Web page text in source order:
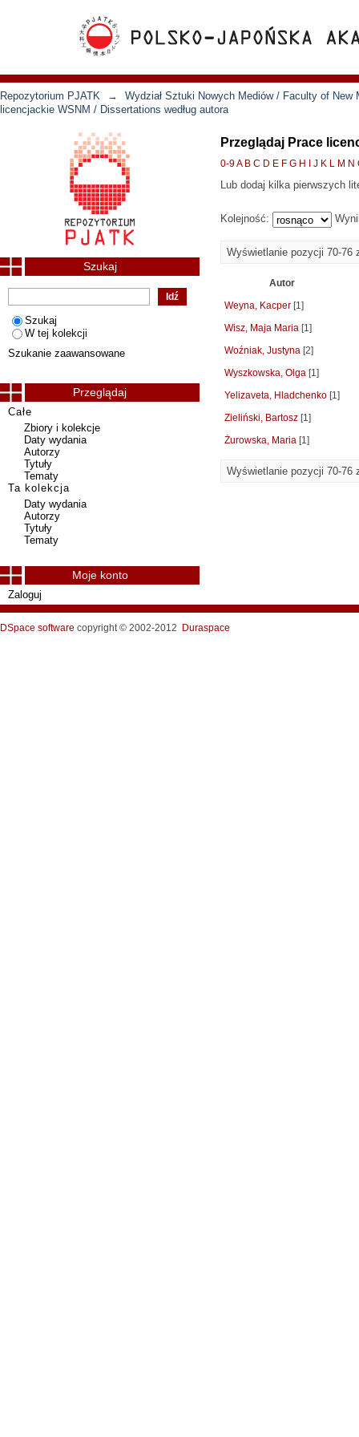
Repozytorium PJATK →
Wydział Sztuki Nowych Mediów / Faculty of New
licencjackie WSNM / Dissertations według autora
Przeglądaj Prace
0-9A B C D E F G H J K L M N
Lub dodaj kilka pierwszych
Kolejność:
Wyświetlanie pozycji 70-76
Autor
Weyna, Kacper [1]
Wisz, Maja Maria [1]
Woźniak, Justyna [2]
Wyszkowska, Olga [1]
Yelizaveta, Hladchenko [1]
Zieliński, Bartosz [1]
Żurowska, Maria [1]
Wyświetlanie pozycji 70-76
Szukaj
Szukaj
W tej kolekcji
Szukanie zaawansowane
Przeglądaj
Całe
Zbiory i kolekcje
Daty wydania
Autorzy
Tytuły
Tematy
Ta kolekcja
Daty wydania
Autorzy
Tytuły
Tematy
Moje konto
Zaloguj
DSpace software copyright © 2002-2012 Duraspace